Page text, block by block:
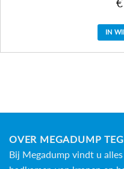
€
IN
OVER MEGADUMP
Bij Megadump vindt u